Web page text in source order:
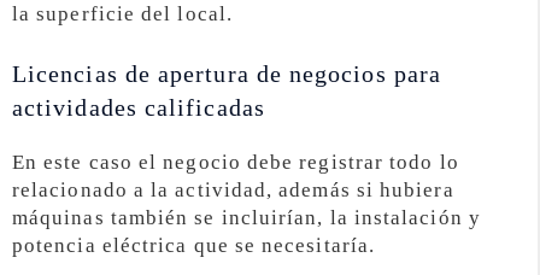
la superficie del local.
Licencias de apertura de negocios para
actividades calificadas
En este caso el negocio debe registrar todo lo
relacionado a la actividad, además si hubiera
máquinas también se incluirían, la instalación y
potencia eléctrica que se necesitaría.